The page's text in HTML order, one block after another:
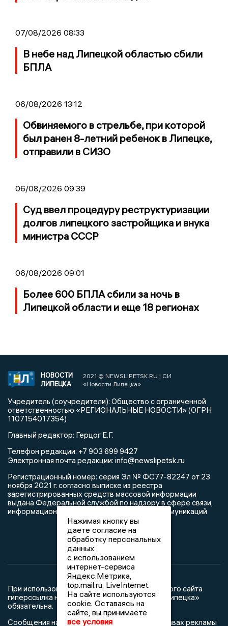
07/08/2026 08:33
В небе над Липецкой областью сбили
БПЛА
06/08/2026 13:12
Обвиняемого в стрельбе, при которой
был ранен 8-летний ребенок в Липецке,
отправили в СИЗО
06/08/2026 09:39
Суд ввел процедуру реструктуризации
долгов липецкого застройщика и внука
министра СССР
06/08/2026 09:01
Более 600 БПЛА сбили за ночь в
Липецкой области и еще 18 регионах
НОВОСТИ
ЛИПЕЦКА
2021 © NEWSLIPETSK.RU | СИ
«Новости Липецка»
Учредитель (соучредители): Общество с ограниченной
ответственностью «РЕГИОНАЛЬНЫЕ НОВОСТИ» (ОГРН
1107154017354)
Главный редактор: Герцог Е.Г.
Телефон редакции: +7 903 699 9427
Электронная почта редакции: info@newslipetsk.ru
Регистрационный номер: серия Эл № ФС77-82247 от 23
ноября 2021 г. согласно выписке из реестра
зарегистрированных средств массовой информации
выдана Федеральной службой по надзору в сфере связи,
информационных технологий и массовых коммуникаций
При использовании любого материала с данного сайта
гиперссылка на Сетевое издание «Новости Липецка»
обязательна.
Сообщения на сером фоне размещены на правах рекламы
Нажимая кнопку вы
даете согласие на
обработку персональных
данных
с использованием
интернет-сервиса
Яндекс.Метрика,
top.mail.ru, LiveInternet.
На сайте используются
cookie. Оставаясь на
сайте, вы принимаете
все условия